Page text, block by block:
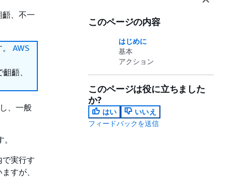
、不一
AWS
齬、
、一般
実行す
すが、
このページの内容
はじめに
基本
アクション
このページは役に立ちました
か?
はい
いいえ
フィードバックを送信